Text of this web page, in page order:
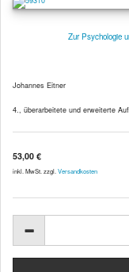
Zur Psychologie
Johannes Eitner
4., überarbeitete und erweiterte
53,00 €
inkl. MwSt. zzgl. Versandkosten